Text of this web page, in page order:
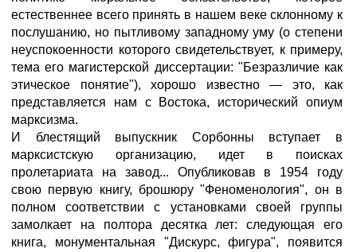
естественнее всего принять в нашем веке склонному к
послушанию, но пытливому западному уму (о степени
неуспокоенности которого свидетельствует, к примеру,
тема его магистерской диссертации: "Безразличие как
этическое понятие"), хорошо известно — это, как
представляется нам с Востока, исторический опиум
марксизма.
И блестящий выпускник Сорбонны вступает в
марксистскую организацию, идет в поисках
пролетариата на завод... Опубликовав в 1954 году
свою первую книгу, брошюру "Феноменология", он в
полном соответствии с установками своей группы
замолкает на полтора десятка лет: следующая его
книга, монументальная "Дискурс, фигура", появится